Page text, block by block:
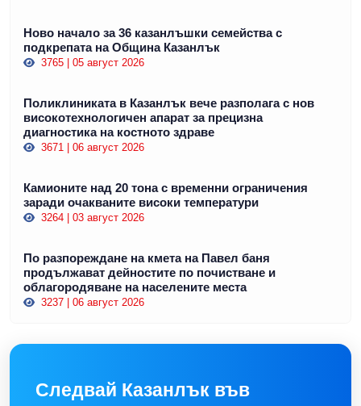
Ново начало за 36 казанлъшки семейства с
подкрепата на Община Казанлък
3765 | 05 август 2026
Поликлиниката в Казанлък вече разполага с нов
високотехнологичен апарат за прецизна
диагностика на костното здраве
3671 | 06 август 2026
Камионите над 20 тона с временни ограничения
заради очакваните високи температури
3264 | 03 август 2026
По разпореждане на кмета на Павел баня
продължават дейностите по почистване и
облагородяване на населените места
3237 | 06 август 2026
Следвай Казанлък във